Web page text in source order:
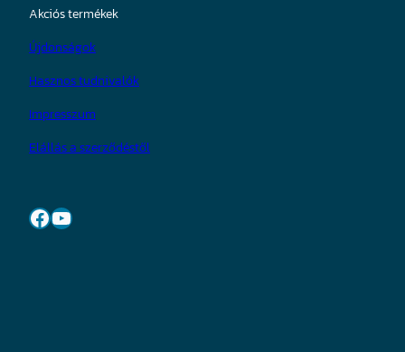
Akciós termékek
Újdonságok
Hasznos tudnivalók
Impresszum
Elállás a szerződéstől
Facebook YouTube